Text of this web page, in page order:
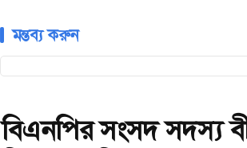
মন্তব্য করুন
বিএনপির সংসদ সদস্য